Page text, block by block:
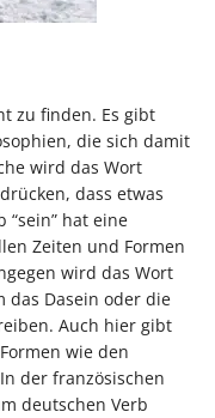
zu finden. Es gibt
die sich damit
wird das Wort
dass etwas
“sein” hat eine
Zeiten und Formen
wird das Wort
das Dasein oder die
Auch hier gibt
wie den
der französischen
deutschen Verb